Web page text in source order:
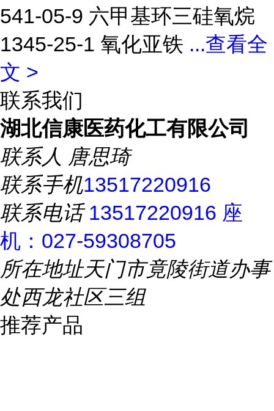
541-05-9 六甲基环三硅氧烷
1345-25-1 氧化亚铁 ...查看全
文 >
联系我们
湖北信康医药化工有限公司
联系人 唐思琦
联系手机13517220916
联系电话13517220916 座
机：027-59308705
所在地址天门市竟陵街道办事
处西龙社区三组
推荐产品